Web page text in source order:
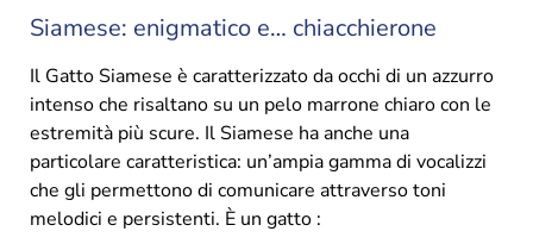
Siamese: enigmatico e… chiacchierone
Il Gatto Siamese è caratterizzato da occhi di un azzurro
intenso che risaltano su un pelo marrone chiaro con le
estremità più scure. Il Siamese ha anche una
particolare caratteristica: un’ampia gamma di vocalizzi
che gli permettono di comunicare attraverso toni
melodici e persistenti. È un gatto :